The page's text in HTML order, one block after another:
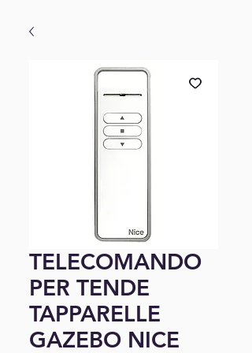
TELECOMANDO
PER TENDE
TAPPARELLE
GAZEBO NICE